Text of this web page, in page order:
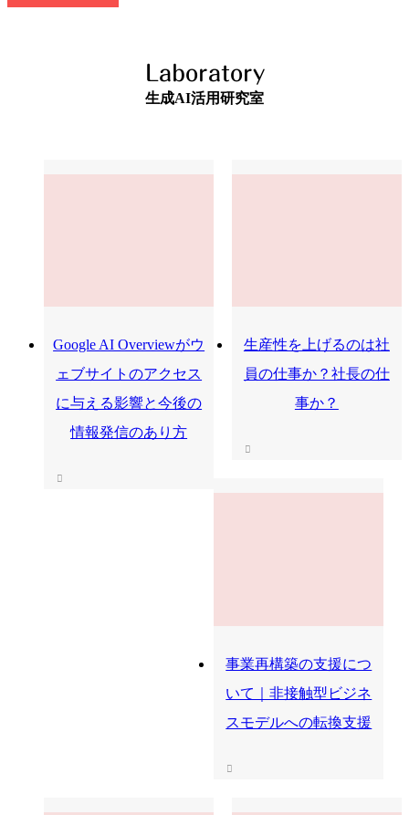
Laboratory
生成AI活用研究室
Google AI Overviewがウ
ェブサイトのアクセス
に与える影響と今後の
情報発信のあり方
生産性を上げるのは社
員の仕事か？社長の仕
事か？
事業再構築の支援につ
いて｜非接触型ビジネ
スモデルへの転換支援